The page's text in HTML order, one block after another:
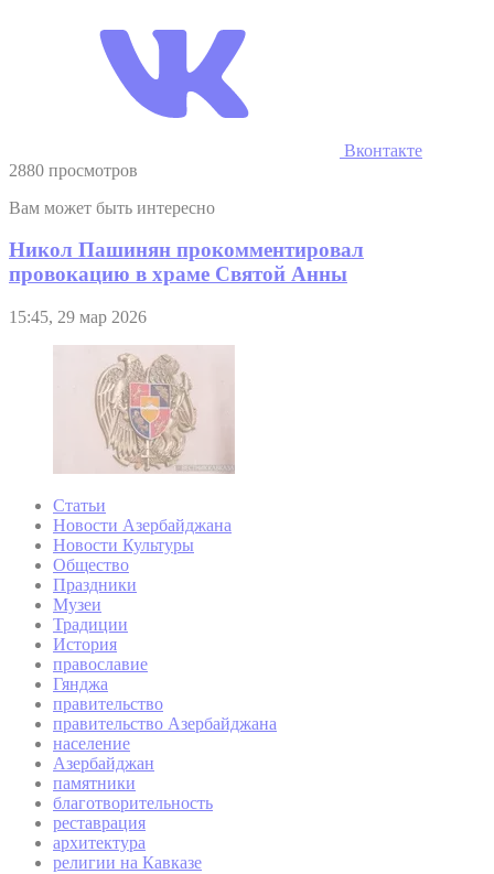
Вконтакте
2880 просмотров
Вам может быть интересно
Никол Пашинян прокомментировал
провокацию в храме Святой Анны
15:45, 29 мар 2026
Статьи
Новости Азербайджана
Новости Культуры
Общество
Праздники
Музеи
Традиции
История
православие
Гянджа
правительство
правительство Азербайджана
население
Азербайджан
памятники
благотворительность
реставрация
архитектура
религии на Кавказе